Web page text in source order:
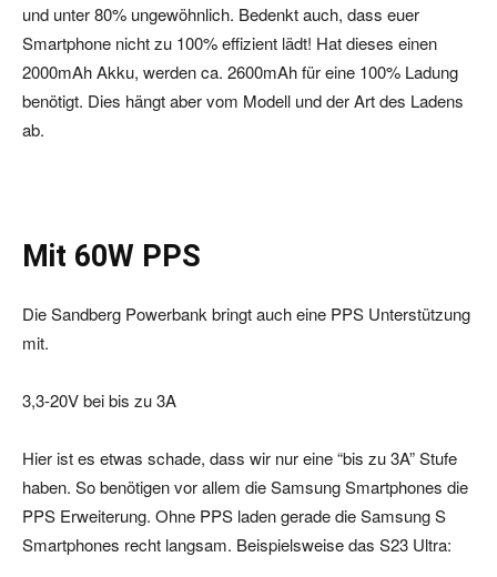
und unter 80% ungewöhnlich. Bedenkt auch, dass euer
Smartphone nicht zu 100% effizient lädt! Hat dieses einen
2000mAh Akku, werden ca. 2600mAh für eine 100% Ladung
benötigt. Dies hängt aber vom Modell und der Art des Ladens
ab.
Mit 60W PPS
Die Sandberg Powerbank bringt auch eine PPS Unterstützung
mit.
3,3-20V bei bis zu 3A
Hier ist es etwas schade, dass wir nur eine “bis zu 3A” Stufe
haben. So benötigen vor allem die Samsung Smartphones die
PPS Erweiterung. Ohne PPS laden gerade die Samsung S
Smartphones recht langsam. Beispielsweise das S23 Ultra: